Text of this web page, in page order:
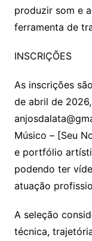
produzir som e
ferramenta de
INSCRIÇÕES
As inscrições
de abril de
Músico – [Seu
e portfólio
podendo ter
atuação
A seleção
técnica,